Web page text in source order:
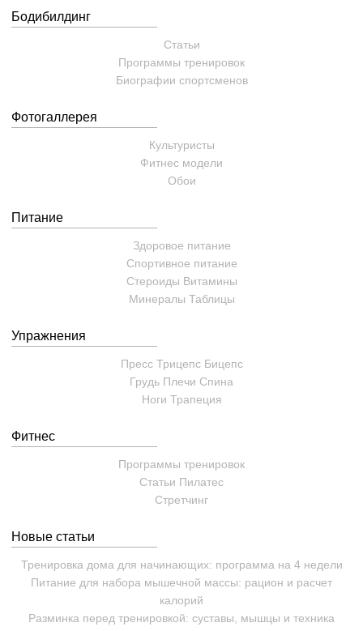
Бодибилдинг
Статьи
Программы тренировок
Биографии спортсменов
Фотогаллерея
Культуристы
Фитнес модели
Обои
Питание
Здоровое питание
Спортивное питание
Стероиды Витамины
Минералы Таблицы
Упражнения
Пресс Трицепс Бицепс
Грудь Плечи Спина
Ноги Трапеция
Фитнес
Программы тренировок
Статьи Пилатес
Cтретчинг
Новые статьи
Тренировка дома для начинающих: программа на 4 недели
Питание для набора мышечной массы: рацион и расчет
калорий
Разминка перед тренировкой: суставы, мышцы и техника